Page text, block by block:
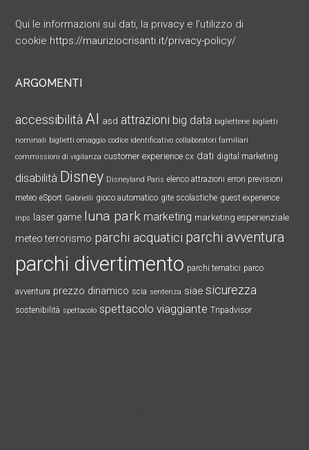
Qui le informazioni sui dati, la privacy e l’utilizzo di
cookie https://mauriziocrisanti.it/privacy-policy/
ARGOMENTI
accessibilità AI asd attrazioni big data biglietterie biglietti
nominali biglietti omaggio codice identificativo collaboratori familiari
commissioni di vigilanza customer experience cx dati digital marketing
disabilità Disney Disneyland Paris elenco attrazioni errori previsioni
meteo eSport Gabrielli gioco automatico gite scolastiche guest experience
inps laser game luna park marketing marketing esperienziale
meteo terrorismo parchi acquatici parchi avventura
parchi divertimento parchi tematici parco
avventura prezzo dinamico scia sentenza siae sicurezza
sostenibilità spettacolo spettacolo viaggiante Tripadvisor